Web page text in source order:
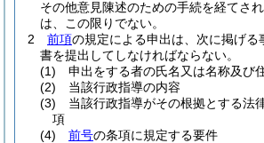
その他意見陳述のための手続を経てさ
は、この限りでない。
2
前項の規定による申出は、次に掲げる
書を提出してしなければならない。
(1)
申出をする者の氏名又は名称及び
(2)
当該行政指導の内容
(3)
当該行政指導がその根拠とする法
項
(4)
前号の条項に規定する要件